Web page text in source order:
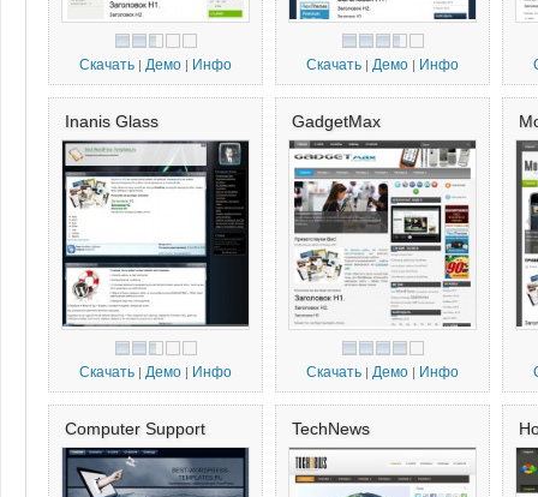
Скачать | Демо | Инфо Скачать | Демо | Инфо
Inanis Glass
Скачать | Демо | Инфо
GadgetMax
Скачать | Демо | Инфо
Computer Support TechNews